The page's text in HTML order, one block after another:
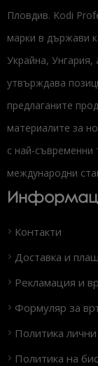
Пловдив. Kodi
марки в държави
Украйна,
утвърждава
предлаганите
материалите за
с най-съвременни
международни
Контакти
Доставка и
Рекламация и
Формуляр за
Политика
Политика на